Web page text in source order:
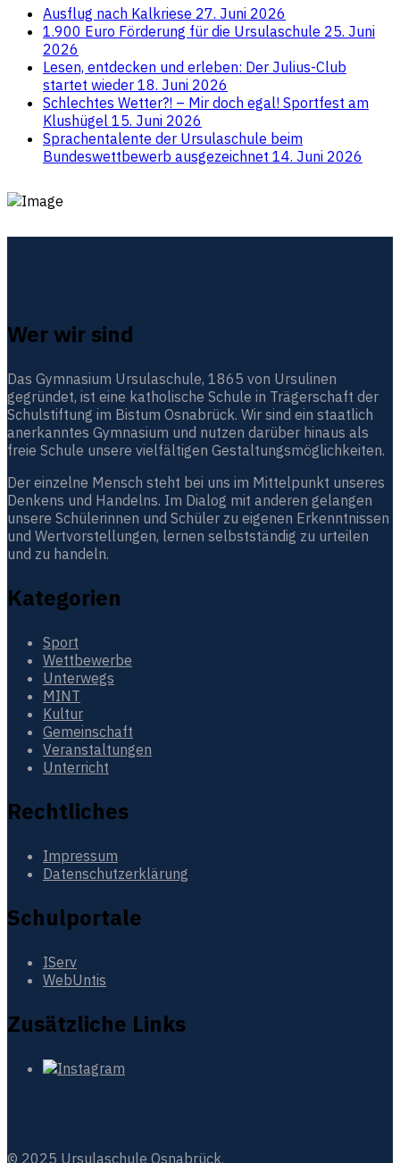
Ausflug nach Kalkriese 27. Juni 2026
1.900 Euro Förderung für die Ursulaschule 25. Juni
2026
Lesen, entdecken und erleben: Der Julius-Club
startet wieder 18. Juni 2026
Schlechtes Wetter?! – Mir doch egal! Sportfest am
Klushügel 15. Juni 2026
Sprachentalente der Ursulaschule beim
Bundeswettbewerb ausgezeichnet 14. Juni 2026
Wer wir sind
Das Gymnasium Ursulaschule, 1865 von Ursulinen
gegründet, ist eine katholische Schule in Trägerschaft der
Schulstiftung im Bistum Osnabrück. Wir sind ein staatlich
anerkanntes Gymnasium und nutzen darüber hinaus als
freie Schule unsere vielfältigen Gestaltungsmöglichkeiten.
Der einzelne Mensch steht bei uns im Mittelpunkt unseres
Denkens und Handelns. Im Dialog mit anderen gelangen
unsere Schülerinnen und Schüler zu eigenen Erkenntnissen
und Wertvorstellungen, lernen selbstständig zu urteilen
und zu handeln.
Kategorien
Sport
Wettbewerbe
Unterwegs
MINT
Kultur
Gemeinschaft
Veranstaltungen
Unterricht
Rechtliches
Impressum
Datenschutzerklärung
Schulportale
IServ
WebUntis
Zusätzliche Links
© 2025 Ursulaschule Osnabrück.